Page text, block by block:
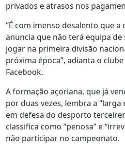
privados e atrasos nos
“É com imenso desalento que
anuncia que não terá equipa
jogar na primeira divisão
próxima época”, adianta o
Facebook.
A formação açoriana, que já
por duas vezes, lembra a
em defesa do desporto
classifica como “penosa” e
não participar no campeonato.